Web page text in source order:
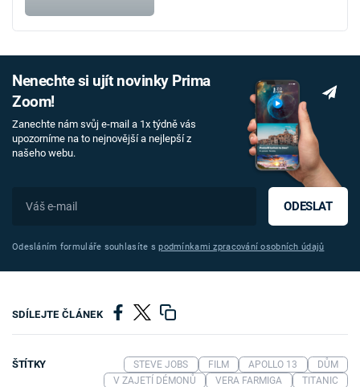
Nenechte si ujít novinky Prima
Zoom!
Zanechte nám svůj e-mail a 1x týdně vás
upozorníme na to nejnovější a nejlepší z
našeho webu.
ODESLAT
Odesláním formuláře souhlasíte spodmínkami zpracování osobních údajů
SDÍLEJTE ČLÁNEK
ŠTÍTKY STEVE JOBS FILM APOLLO 13
DŮM
V ZAJETÍ DÉMONŮ
VERA FARMIGA
TITANIC